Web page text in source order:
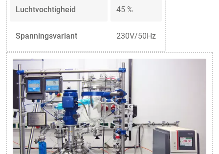
Luchtvochtigheid 45 %
Spanningsvariant 230V/50Hz